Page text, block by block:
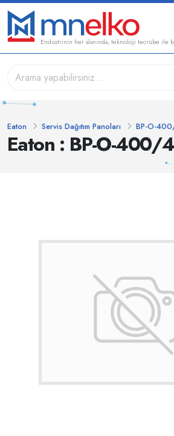
Endüstrinin her alanında, teknoloji tecrübe ile
Eaton : BP-O-400/
Eaton Servis Dağıtım Panoları BP-O-